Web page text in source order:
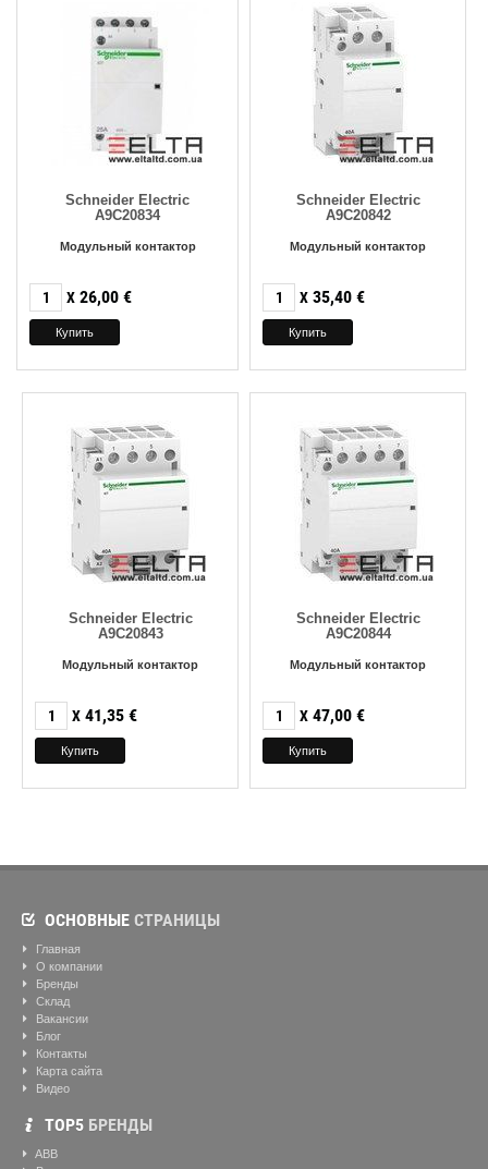
Schneider Electric
A9C20834
Модульный контактор
X 26,00 €
Schneider Electric
A9C20842
Модульный контактор
X 35,40 €
Schneider Electric
A9C20843
Модульный контактор
X 41,35 €
Schneider Electric
A9C20844
Модульный контактор
X 47,00 €
ОСНОВНЫЕ СТРАНИЦЫ
Главная
О компании
Бренды
Склад
Вакансии
Блог
Контакты
Карта сайта
Видео
ТОР5 БРЕНДЫ
ABB